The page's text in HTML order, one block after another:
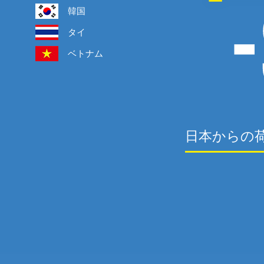
日本からの
韓国
タイ
ベトナム